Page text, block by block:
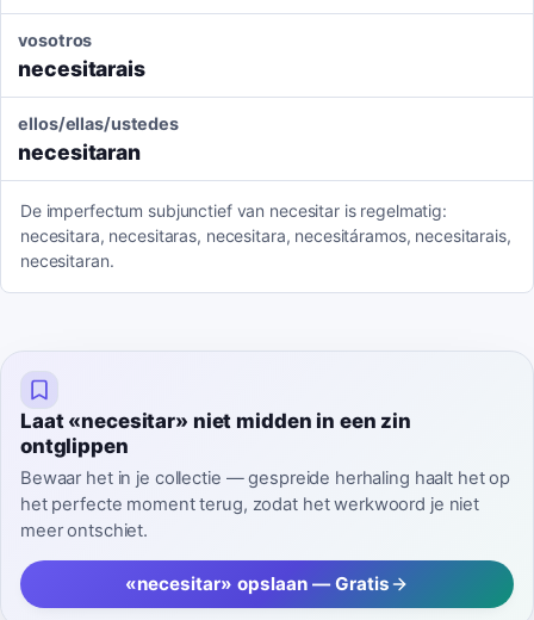
vosotros
necesitarais
ellos/ellas/ustedes
necesitaran
De imperfectum subjunctief van necesitar is regelmatig:
necesitara, necesitaras, necesitara, necesitáramos, necesitarais,
necesitaran.
Laat «necesitar» niet midden in een zin
ontglippen
Bewaar het in je collectie — gespreide herhaling haalt het op
het perfecte moment terug, zodat het werkwoord je niet
meer ontschiet.
«necesitar» opslaan — Gratis